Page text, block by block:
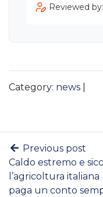
Reviewed
Category: news
Previous post
Caldo estremo e
l’agricoltura italiana
paga un conto